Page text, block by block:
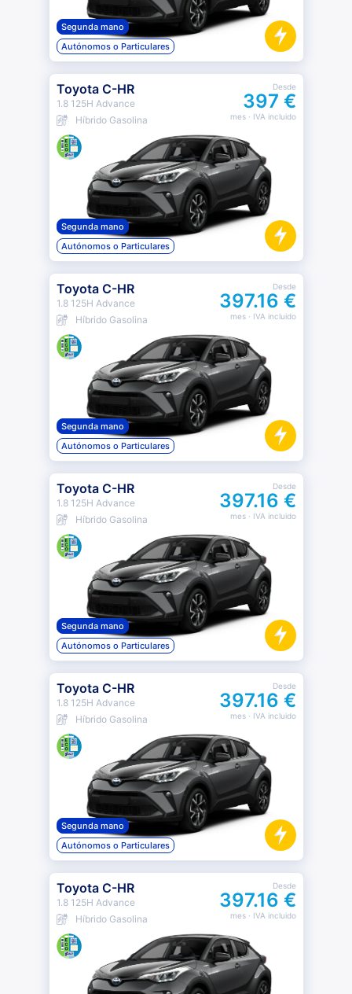
Segunda mano
Autónomos o Particulares
Toyota C-HR
1.8 125H Advance
Híbrido Gasolina
Desde
397 €
mes· IVA incluido
Segunda mano
Autónomos o Particulares
Toyota C-HR
1.8 125H Advance
Híbrido Gasolina
Desde
397.16 €
mes· IVA incluido
Segunda mano
Autónomos o Particulares
Toyota C-HR
1.8 125H Advance
Híbrido Gasolina
Desde
397.16 €
mes· IVA incluido
Segunda mano
Autónomos o Particulares
Toyota C-HR
1.8 125H Advance
Híbrido Gasolina
Desde
397.16 €
mes· IVA incluido
Segunda mano
Autónomos o Particulares
Toyota C-HR
1.8 125H Advance
Híbrido Gasolina
Desde
397.16 €
mes· IVA incluido